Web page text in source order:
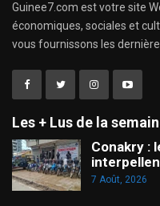
Guinee7.com est votre site
économiques, sociales et
vous fournissons les
Les + Lus de la
Conakry :
7 Août, 2026